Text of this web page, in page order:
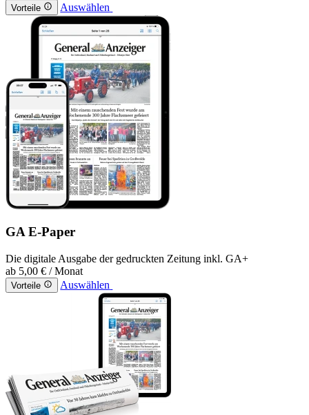
Vorteile Auswählen
GA E-Paper
Die digitale Ausgabe der gedruckten Zeitung inkl. GA+
ab 5,00 € / Monat
Vorteile Auswählen